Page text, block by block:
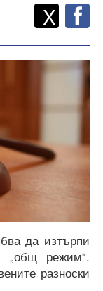
Споделете
X
да изтърпи
„общ режим“.
разноски